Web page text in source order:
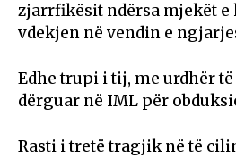
zjarrfikësit ndërsa mjekët e
vdekjen në vendin e
Edhe trupi i tij, me urdhër
dërguar në IML për
Rasti i tretë tragjik në të